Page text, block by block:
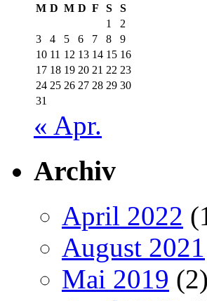
M D M D F S
S
1
2
3
4 5 6 7 8
9
10 11 12 13 14 15 16
17 18 19 20 21 22 23
24 25 26 27 28 29 30
31
« Apr.
Archiv
April 2022
August 2021
Mai 2019 (2)